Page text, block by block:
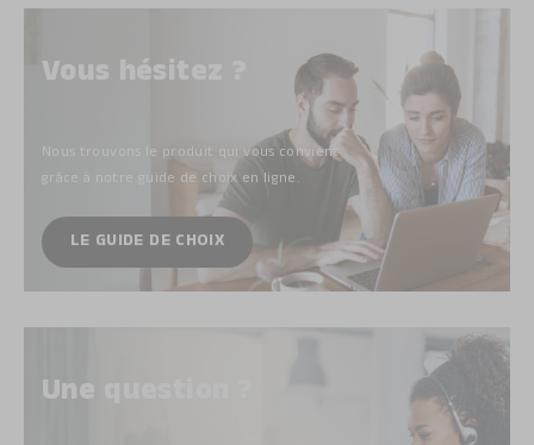
Vous hésitez ?
Nous trouvons le produit qui vous convient
grâce à notre guide de choix en ligne.
LE GUIDE DE CHOIX
Une question ?